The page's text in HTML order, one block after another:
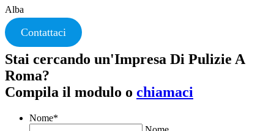
Alba
Contattaci
Stai cercando un'Impresa Di Pulizie A
Roma?
Compila il modulo o chiamaci
Nome*